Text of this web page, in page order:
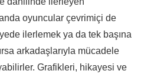
oyuncular çevrimiçi de
ilerlemek ya da tek başına
arkadaşlarıyla mücadele
Grafikleri, hikayesi ve